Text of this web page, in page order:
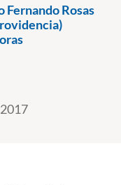
Rosas